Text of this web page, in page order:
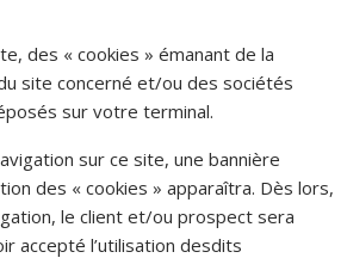
des « cookies » émanant de la
site concerné et/ou des sociétés
sur votre terminal.
sur ce site, une bannière
des « cookies » apparaîtra. Dès lors,
le client et/ou prospect sera
accepté l’utilisation desdits